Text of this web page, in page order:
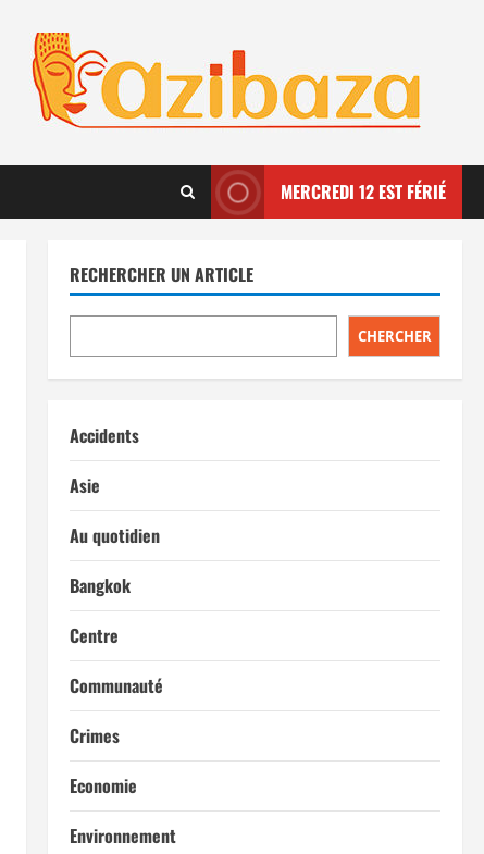
MERCREDI 12 EST FÉRIÉ
RECHERCHER UN ARTICLE
CHERCHER
Accidents
Asie
Au quotidien
Bangkok
Centre
Communauté
Crimes
Economie
Environnement